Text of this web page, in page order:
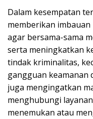
Dalam kesempatan
memberikan
agar bersama-sama
serta meningkatkan
tindak kriminalitas,
gangguan keamanan
juga mengingatkan
menghubungi
menemukan atau